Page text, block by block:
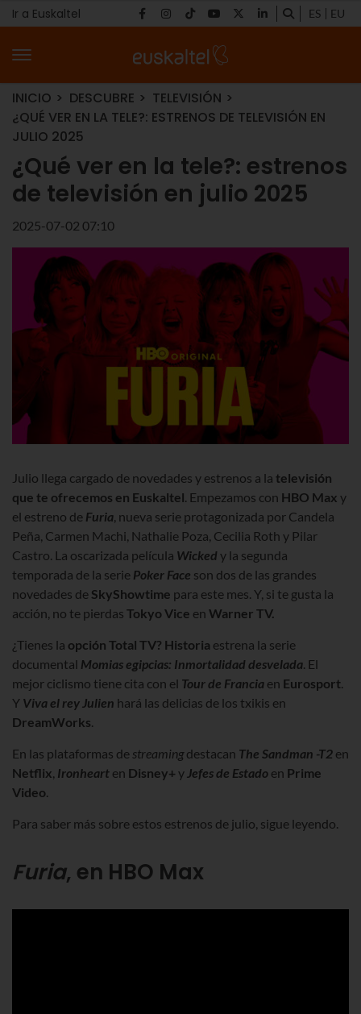
Ir a Euskaltel ES EU
INICIO DESCUBRE
TELEVISIÓN
¿QUÉ VER EN LA TELE?: ESTRENOS DE TELEVISIÓN EN
JULIO 2025
¿Qué ver en la tele?: estrenos
de televisión en julio 2025
2025-07-02 07:10
Julio llega cargado de novedades y estrenos a la televisión
que te ofrecemos en Euskaltel. Empezamos con HBO Max y
el estreno de Furia, nueva serie protagonizada por Candela
Peña, Carmen Machi, Nathalie Poza, Cecilia Roth y Pilar
Castro. La oscarizada película Wicked y la segunda
temporada de la serie Poker Face son dos de las grandes
novedades de SkyShowtime para este mes. Y, si te gusta la
acción, no te pierdas Tokyo Vice en Warner TV.
¿Tienes la opción Total TV? Historia estrena la serie
documental Momias egipcias: Inmortalidad desvelada. El
mejor ciclismo tiene cita con el Tour de Francia en Eurosport.
Y Viva el rey Julien hará las delicias de los txikis en
DreamWorks.
En las plataformas de streamingdestacan The Sandman -T2 en
Netflix, Ironheart en Disney+ y Jefes de Estado en Prime
Video.
Para saber más sobre estos estrenos de julio, sigue leyendo.
Furia, en HBO Max